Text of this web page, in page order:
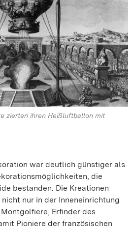
zierten ihren Heißluftballon mit
war deutlich günstiger als
die
bestanden. Die Kreationen
nur in der Inneneinrichtung
Erfinder des
Pioniere der französischen